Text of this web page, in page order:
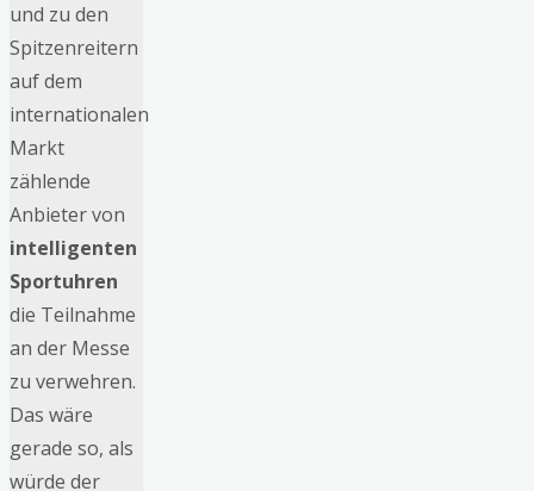
und zu den
Spitzenreitern
auf dem
internationalen
Markt
zählende
Anbieter von
intelligenten
Sportuhren
die Teilnahme
an der Messe
zu verwehren.
Das wäre
gerade so, als
würde der